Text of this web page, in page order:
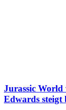
Jurassic World
Edwards steigt